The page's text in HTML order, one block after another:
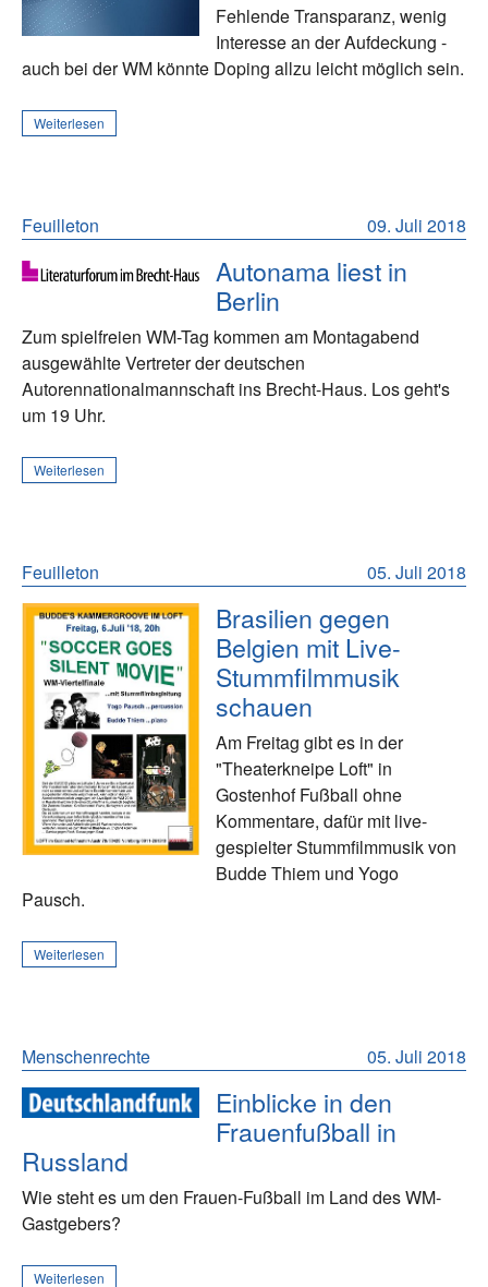
Fehlende Transparanz, wenig
Interesse an der Aufdeckung -
auch bei der WM könnte Doping allzu leicht möglich sein.
Weiterlesen
09. Juli 2018
Feuilleton
Autonama liest in
Berlin
Zum spielfreien WM-Tag kommen am Montagabend
ausgewählte Vertreter der deutschen
Autorennationalmannschaft ins Brecht-Haus. Los geht's
um 19 Uhr.
Weiterlesen
05. Juli 2018
Feuilleton
Brasilien gegen
Belgien mit Live-
Stummfilmmusik
schauen
Am Freitag gibt es in der
"Theaterkneipe Loft" in
Gostenhof Fußball ohne
Kommentare, dafür mit live-
gespielter Stummfilmmusik von
Budde Thiem und Yogo
Pausch.
Weiterlesen
05. Juli 2018
Menschenrechte
Einblicke in den
Frauenfußball in
Russland
Wie steht es um den Frauen-Fußball im Land des WM-
Gastgebers?
Weiterlesen